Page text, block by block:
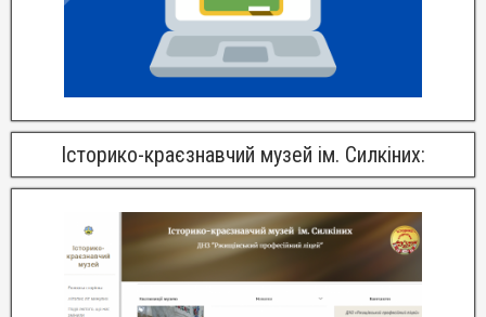
Історико-краєзнавчий музей ім. Силкіних: